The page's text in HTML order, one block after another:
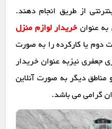
از طریق انجام دهند.
به عنوان خریدار لوازم منزل
دوم یا کارکرده را به صورت
جعفری نیزبه عنوان خریدار
مناطق دیگر به صورت آنلاین
گرامی می باشد.